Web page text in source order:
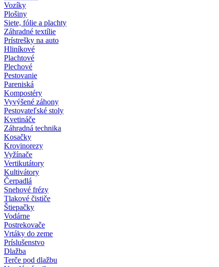
Vozíky
Plošiny
Siete, fólie a plachty
Záhradné textílie
Prístrešky na auto
Hliníkové
Plachtové
Plechové
Pestovanie
Pareniská
Kompostéry
Vyvýšené záhony
Pestovateľské stoly
Kvetináče
Záhradná technika
Kosačky
Krovinorezy
Vyžínače
Vertikutátory
Kultivátory
Čerpadlá
Snehové frézy
Tlakové čističe
Štiepačky
Vodárne
Postrekovače
Vrtáky do zeme
Príslušenstvo
Dlažba
Terče pod dlažbu